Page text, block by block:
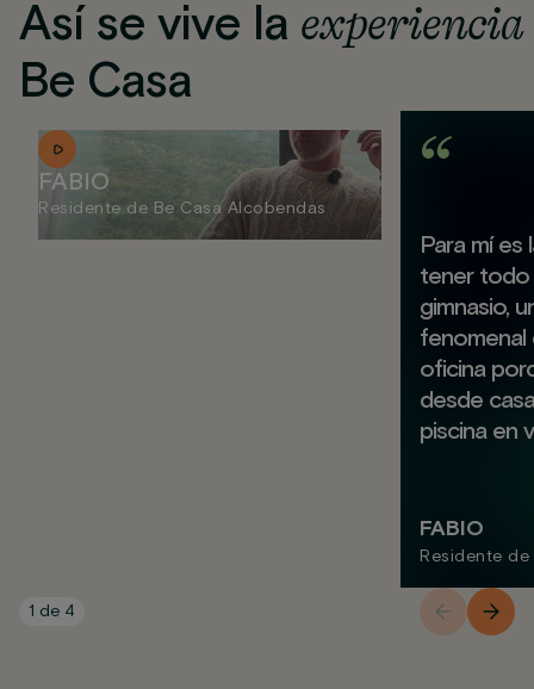
Así se vive la experiencia
Be Casa
FABIO
Residente de Be Casa Alcobendas
Para mí
tener todo
gimnasio,
fenomenal
oficina
desde
piscina en
FABIO
Residente
1 de 4